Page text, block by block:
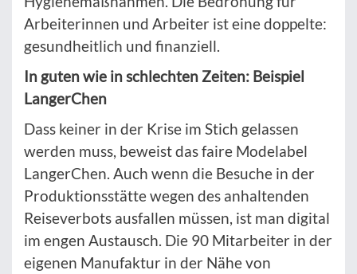
Arbeiterinnen und Arbeiter ist eine doppelte:
gesundheitlich und finanziell.
In guten wie in schlechten Zeiten: Beispiel
LangerChen
Dass keiner in der Krise im Stich gelassen
werden muss, beweist das faire Modelabel
LangerChen. Auch wenn die Besuche in der
Produktionsstätte wegen des anhaltenden
Reiseverbots ausfallen müssen, ist man digital
im engen Austausch. Die 90 Mitarbeiter in der
eigenen Manufaktur in der Nähe von